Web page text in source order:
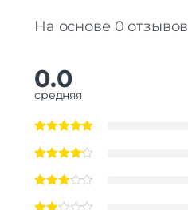
На основе 0 отзывов
0.0
средняя